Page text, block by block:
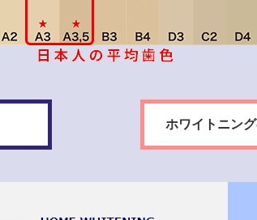
ホワイトニン